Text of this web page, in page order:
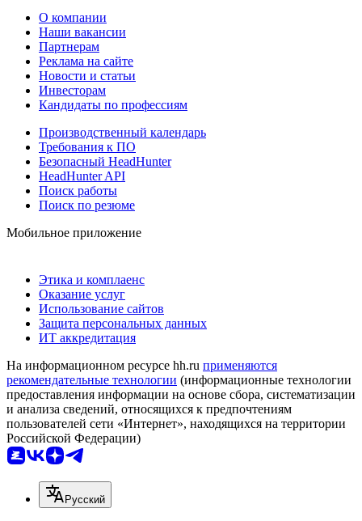
О компании
Наши вакансии
Партнерам
Реклама на сайте
Новости и статьи
Инвесторам
Кандидаты по профессиям
Производственный календарь
Требования к ПО
Безопасный HeadHunter
HeadHunter API
Поиск работы
Поиск по резюме
Мобильное приложение
Этика и комплаенс
Оказание услуг
Использование сайтов
Защита персональных данных
ИТ аккредитация
На информационном ресурсе hh.ru применяются
рекомендательные технологии (информационные технологии
предоставления информации на основе сбора, систематизации
и анализа сведений, относящихся к предпочтениям
пользователей сети «Интернет», находящихся на территории
Российской Федерации)
Русский